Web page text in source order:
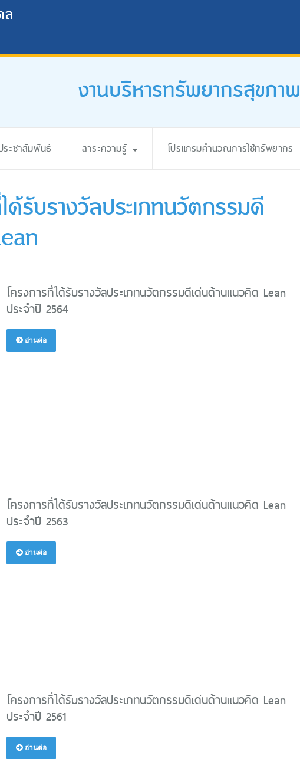
งานบริหารทรัพยากรสุขภาพ
ระชาสัมพันธ์ สาระความรู้ โปรแกรมคำนวณการใช้ทรัพยากร
ด้รับรางวัลประเภทนวัตกรรมดี
โครงการที่ได้รับรางวัลประเภทนวัตกรรมดีเด่นด้านแนวคิด Lean
ประจำปี 2564
อ่านต่อ
โครงการที่ได้รับรางวัลประเภทนวัตกรรมดีเด่นด้านแนวคิด Lean
ประจำปี 2563
อ่านต่อ
โครงการที่ได้รับรางวัลประเภทนวัตกรรมดีเด่นด้านแนวคิด Lean
ประจำปี 2561
อ่านต่อ